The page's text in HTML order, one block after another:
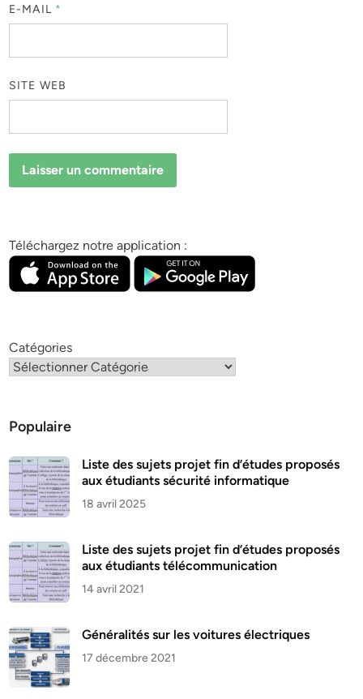
E-MAIL *
SITE WEB
Téléchargez notre application :
Catégories
Populaire
Liste des sujets projet fin d’études proposés
aux étudiants sécurité informatique
18 avril 2025
Liste des sujets projet fin d’études proposés
aux étudiants télécommunication
14 avril 2021
Généralités sur les voitures électriques
17 décembre 2021